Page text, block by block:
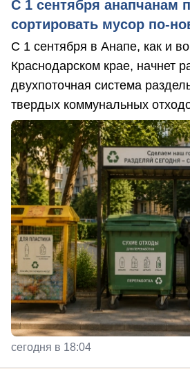
С 1 сентября анапчанам
сортировать мусор по-
С 1 сентября в Анапе, как и
Краснодарском крае, начнет
двухпоточная система
твердых коммунальных
сегодня в 18:04